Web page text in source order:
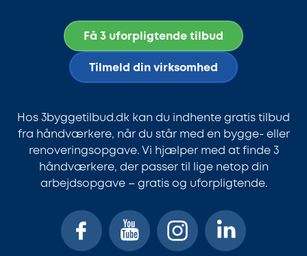
Få 3 uforpligtende tilbud
Tilmeld din virksomhed
Hos 3byggetilbud.dk kan du indhente gratis tilbud
fra håndværkere, når du står med en bygge- eller
renoveringsopgave. Vi hjælper med at finde 3
håndværkere, der passer til lige netop din
arbejdsopgave – gratis og uforpligtende.